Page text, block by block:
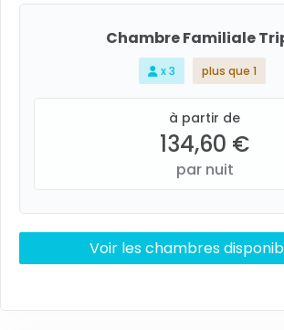
Chambre Familiale
x 3 plus que 1
à partir de
134,60 €
par nuit
Voir les chambres